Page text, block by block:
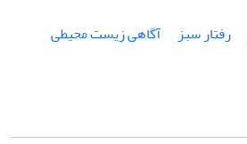
رفتار سبز
آگاهی زیست محیطی